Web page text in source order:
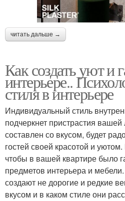
читать дальше →
Как создать уют и
интерьере..
стиля в интерьере
Индивидуальный стиль
подчеркнет пристрастия
составлен со вкусом, будет
гостей своей красотой и
чтобы в вашей квартире было
предметов интерьера и
создают не дорогие и редкие
вкусом и в каком стиле они